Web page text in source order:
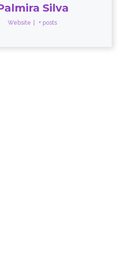
Silva
Website + posts